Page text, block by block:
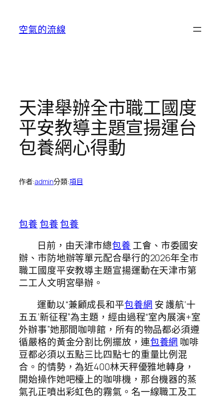
空氣的流線
天津舉辦全市職工國度
平安教導主題宣揚運台
包養網心得動
作者:admin分類:項目
包養包養包養
日前，由天津市總包養 工會、市委國安
辦、市防地辦等單元配合舉行的2026年全市
職工國度平安教導主題宣揚運動在天津市第
二工人文明宮舉辦。
運動以“兼顧成長和平包養網 安 護航‘十
五五’新征程”為主題，經由過程“室內展演+室
外辦事”她那間咖啡館，所有的物品都必須遵
循嚴格的黃金分割比例擺放，連包養網 咖啡
豆都必須以五點三比四點七的重量比例混
合。的情勢，為近400林天秤優雅地轉身，
開始操作她吧檯上的咖啡機，那台機器的蒸
氣孔正噴出彩虹色的霧氣。名一線職工及工